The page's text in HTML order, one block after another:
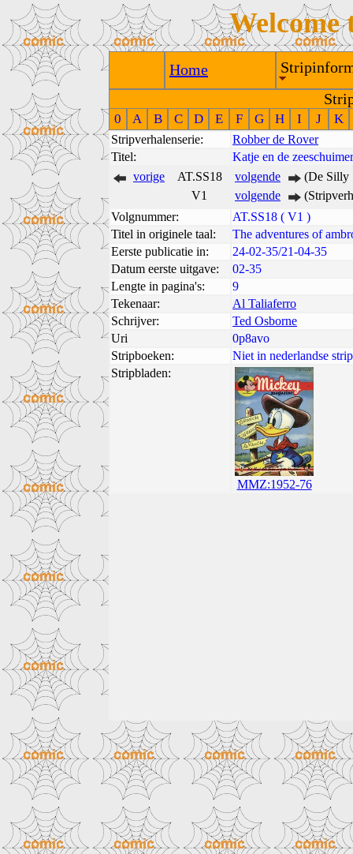
Welcome
Home
0 A B C D E F G H I J K
Stripverhalenserie:
Robber de Rover
Titel:
Katje en de zeeschuimer
vorige
AT.SS18 volgende
(De Silly
V1
volgende
Volgnummer:
AT.SS18 ( V1 )
Titel in originele taal:
The adventures of
Eerste publicatie in:
24-02-35/21-04-35
Datum eerste uitgave:
02-35
Lengte in pagina's:
9
Tekenaar:
Al Taliaferro
Schrijver:
Ted Osborne
Uri
0p8avo
Stripboeken:
Niet in nederlandse
Stripbladen:
MMZ:1952-76